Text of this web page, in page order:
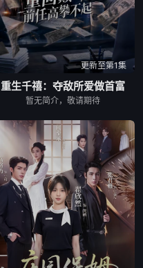
更新至第1集
重生千禧：夺敌所爱做首富
暂无简介，敬请期待